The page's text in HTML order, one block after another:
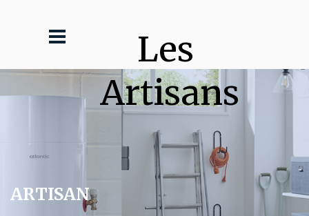
Les
Artisans
ARTISAN